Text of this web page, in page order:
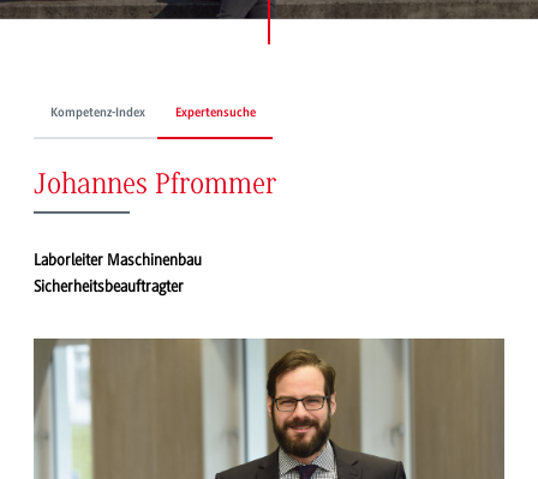
Kompetenz-Index Expertensuche
Johannes Pfrommer
Laborleiter Maschinenbau
Sicherheitsbeauftragter